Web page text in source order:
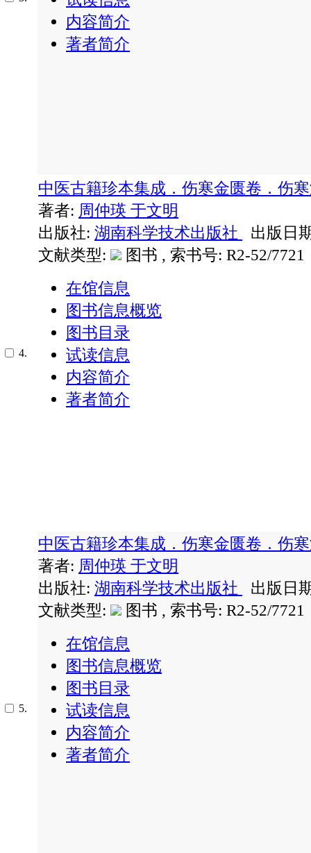
内容简介
著者简介
4.
中医古籍珍本集成．伤寒金匮卷．伤
著者: 周仲瑛 于文明
出版社: 湖南科学技术出版社
出版日
文献类型:
图书 , 索书号: R2-52/7721
在馆信息
图书信息概览
图书目录
试读信息
内容简介
著者简介
5.
中医古籍珍本集成．伤寒金匮卷．伤
著者: 周仲瑛 于文明
出版社: 湖南科学技术出版社
出版日
文献类型:
图书 , 索书号: R2-52/7721
在馆信息
图书信息概览
图书目录
试读信息
内容简介
著者简介